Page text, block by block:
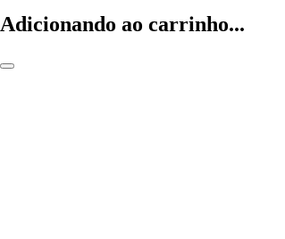
Adicionando ao carrinho...